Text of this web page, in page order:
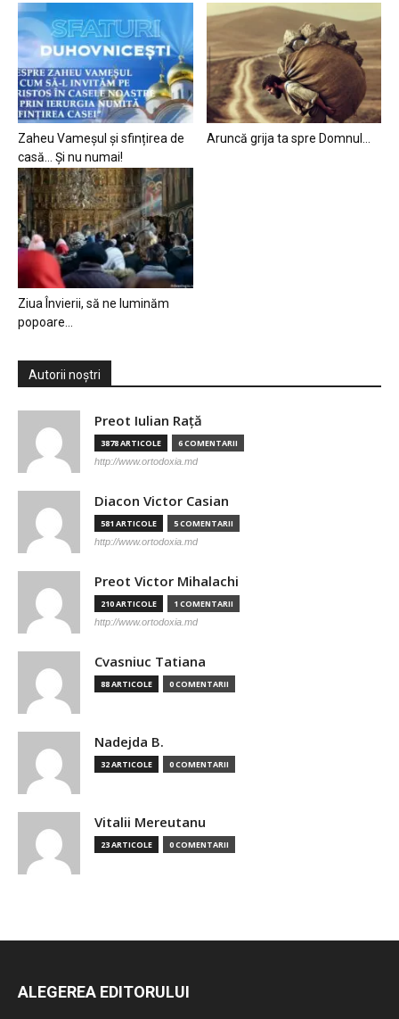
Zaheu Vameșul și sfințirea de
casă… Și nu numai!
Aruncă grija ta spre Domnul…
Ziua Învierii, să ne luminăm
popoare…
Autorii noștri
Preot Iulian Raţă
3878 ARTICOLE 6 COMENTARII
http://www.ortodoxia.md
Diacon Victor Casian
581 ARTICOLE 5 COMENTARII
http://www.ortodoxia.md
Preot Victor Mihalachi
210 ARTICOLE 1 COMENTARII
http://www.ortodoxia.md
Cvasniuc Tatiana
88 ARTICOLE 0 COMENTARII
Nadejda B.
32 ARTICOLE 0 COMENTARII
Vitalii Mereutanu
23 ARTICOLE 0 COMENTARII
ALEGEREA EDITORULUI